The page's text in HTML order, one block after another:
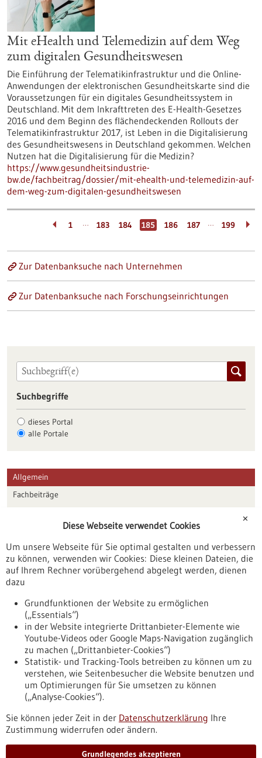
Mit eHealth und Telemedizin auf dem Weg
zum digitalen Gesundheitswesen
Die Einführung der Telematikinfrastruktur und die Online-
Anwendungen der elektronischen Gesundheitskarte sind die
Voraussetzungen für ein digitales Gesundheitssystem in
Deutschland. Mit dem Inkrafttreten des E-Health-Gesetzes
2016 und dem Beginn des flächendeckenden Rollouts der
Telematikinfrastruktur 2017, ist Leben in die Digitalisierung
des Gesundheitswesens in Deutschland gekommen. Welchen
Nutzen hat die Digitalisierung für die Medizin?
https://www.gesundheitsindustrie-
bw.de/fachbeitrag/dossier/mit-ehealth-und-telemedizin-auf-
dem-weg-zum-digitalen-gesundheitswesen
1 … 183 184 185 186 187 … 199
Zur Datenbanksuche nach Unternehmen
Zur Datenbanksuche nach Forschungseinrichtungen
Suchbegriffe
dieses Portal
alle Portale
Allgemein
Fachbeiträge
Veranstaltungen
Erscheinungsdatum
Nach oben
Informiert bleiben
Newsletter abonnieren
✕
Diese Webseite verwendet Cookies
Um unsere Webseite für Sie optimal gestalten und verbessern
zu können, verwenden wir Cookies: Diese kleinen Dateien, die
auf Ihrem Rechner vorübergehend abgelegt werden, dienen
dazu
Grundfunktionen der Website zu ermöglichen
(„Essentials“)
in der Website integrierte Drittanbieter-Elemente wie
Youtube-Videos oder Google Maps-Navigation zugänglich
zu machen („Drittanbieter-Cookies“)
Statistik- und Tracking-Tools betreiben zu können um zu
verstehen, wie Seitenbesucher die Website benutzen und
um Optimierungen für Sie umsetzen zu können
(„Analyse-Cookies“).
Sie können jeder Zeit in der Datenschutzerklärung Ihre
Zustimmung widerrufen oder ändern.
Grundlegendes akzeptieren